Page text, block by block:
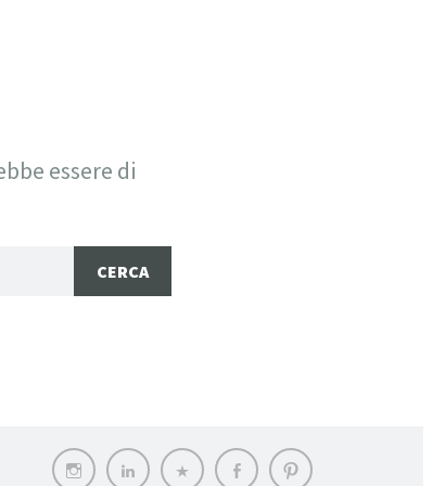
essere di
InstagramLinkedInArchiloversFacebookPinterest